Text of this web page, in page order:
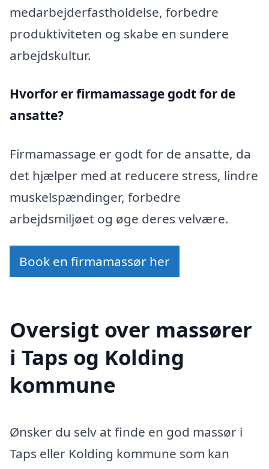
medarbejderfastholdelse, forbedre
produktiviteten og skabe en sundere
arbejdskultur.
Hvorfor er firmamassage godt for de
ansatte?
Firmamassage er godt for de ansatte, da
det hjælper med at reducere stress, lindre
muskelspændinger, forbedre
arbejdsmiljøet og øge deres velvære.
Book en firmamassør her
Oversigt over massører
i Taps og Kolding
kommune
Ønsker du selv at finde en god massør i
Taps eller Kolding kommune som kan